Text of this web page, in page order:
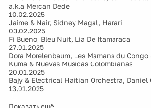
a.k.a Mercan Dede
10.02.2025
Jaime & Nair, Sidney Magal, Harari
03.02.2025
Fi Bueno, Bleu Nuit, Lia De Itamaraca
27.01.2025
Dora Morelenbaum, Les Mamans du Congo
Kuma & Nuevas Musicas Colombianas
20.01.2025
Bajy & Electrical Haitian Orchestra, Daniel
13.01.2025
Показать ещё